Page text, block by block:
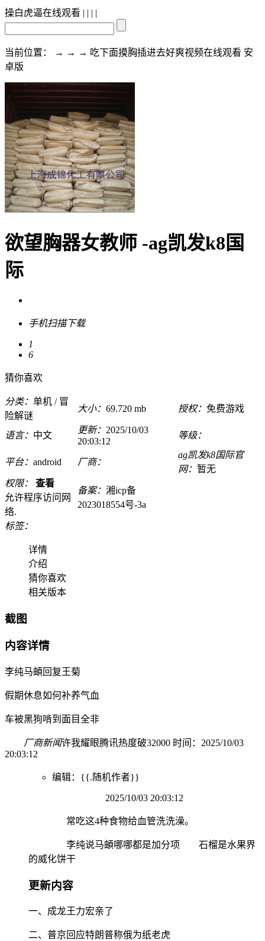
操白虎逼在线观看 | | | |
当前位置： → → → 吃下面摸胸插进去好爽视频在线观看 安
卓版
欲望胸器女教师 -ag凯发k8国
际
手机扫描下载
1
6
猜你喜欢
分类： 单机 / 冒
险解谜
大小： 69.720 mb 授权： 免费游戏
语言： 中文
更新： 2025/10/03
20:03:12
等级：
平台： android 厂商：
ag凯发k8国际官
网： 暂无
权限：
查看
允许程序访问网
络.
备案： 湘icp备
2023018554号-3a
标签：
详情
介绍
猜你喜欢
相关版本
截图
内容详情
李纯马頔回复王菊
假期休息如何补养气血
车被黑狗啃到面目全非
厂商新闻许我耀眼腾讯热度破32000 时间：2025/10/03
20:03:12
编辑：{{.随机作者}}
2025/10/03 20:03:12
常吃这4种食物给血管洗洗澡。
李纯说马頔哪哪都是加分项 石榴是水果界
的威化饼干
更新内容
一、成龙王力宏亲了
二、普京回应特朗普称俄为纸老虎